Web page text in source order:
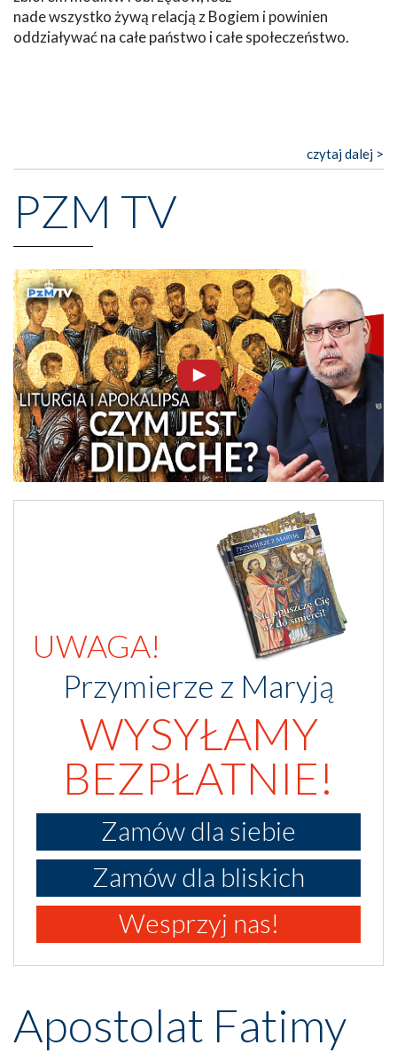
nade wszystko żywą relacją z Bogiem i powinien
oddziaływać na całe państwo i całe społeczeństwo.
czytaj dalej >
PZM TV
UWAGA!
Przymierze z Maryją
WYSYŁAMY
BEZPŁATNIE!
Zamów dla siebie
Zamów dla bliskich
Wesprzyj nas!
Apostolat Fatimy